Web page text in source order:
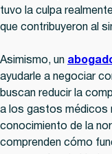
tuvo la culpa
que contribuyeron al
Asimismo, un
ayudarle a negociar
buscan reducir la
a los gastos médicos
conocimiento de la
comprenden cómo